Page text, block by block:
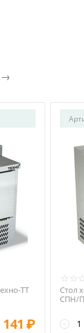
ТТ
₽
Стол
СПН/
−